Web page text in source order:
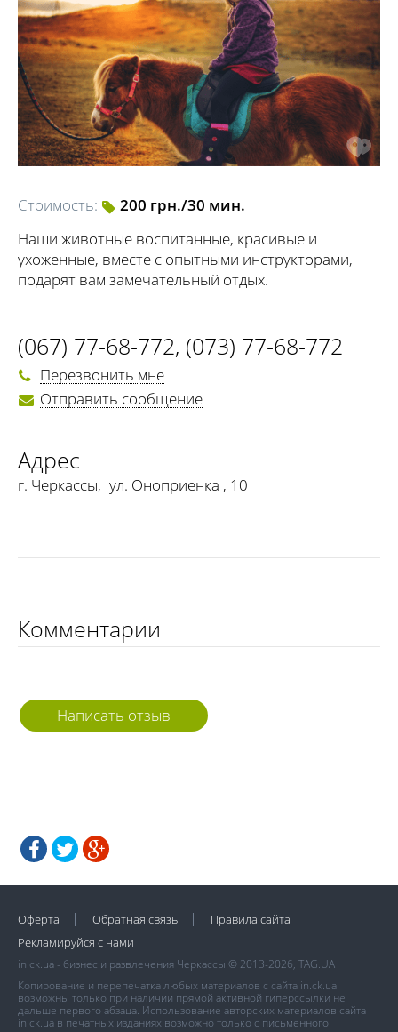
Стоимость:
200 грн./30 мин.
Наши животные воспитанные, красивые и
ухоженные, вместе с опытными инструкторами,
подарят вам замечательный отдых.
(067) 77-68-772, (073) 77-68-772
Перезвонить мне
Отправить сообщение
Адрес
г. Черкассы, ул. Оноприенка , 10
Комментарии
Написать отзыв
Оферта Обратная связь
Правила сайта
Рекламируйся с нами
in.ck.ua - бизнес и развлечения Черкассы © 2013-2026, TAG.UA
Копирование и перепечатка любых материалов с сайта in.ck.ua
возможны только при наличии прямой активной гиперссылки не
дальше первого абзаца. Использование авторских материалов сайта
in.ck.ua в печатных изданиях возможно только с письменного